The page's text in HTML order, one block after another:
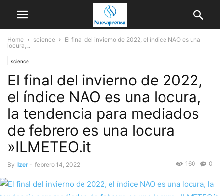
Home science
El final del invierno de 2022, el índice NAO es una
locura,...
science
El final del invierno de 2022,
el índice NAO es una locura,
la tendencia para mediados
de febrero es una locura
»ILMETEO.it
By Izer - febrero 14, 2022 0
160